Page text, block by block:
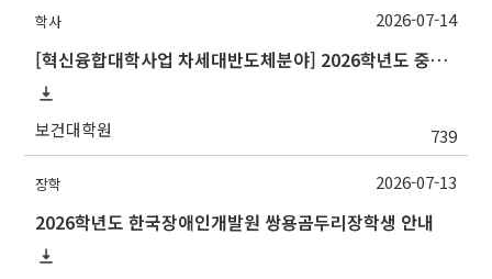
학사
[혁신융합대학사업 차세대반도체분야] 2026학년도 중앙대학교 2학기 교류 수학 안내
보건대학원 739
2026-07-14
장학
2026학년도 한국장애인개발원 쌍용곰두리장학생 안내
2026-07-13